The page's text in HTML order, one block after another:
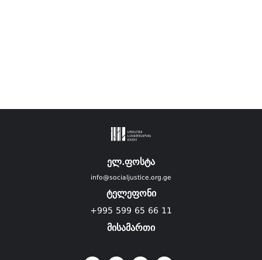
ელ.ფოსტა
info@socialjustice.org.ge
ტელეფონი
+995 599 65 66 11
მისამართი